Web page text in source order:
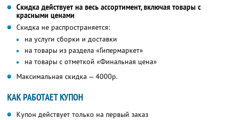
Скидка действует на весь ассортимент, включая товары с
красными ценами
Скидка не распространяется:
на услуги сборки и доставки
на товары из раздела «Гипермаркет»
на товары с отметкой «Финальная цена»
Максимальная скидка — 4000р.
КАК РАБОТАЕТ КУПОН
Купон действует только на первый заказ